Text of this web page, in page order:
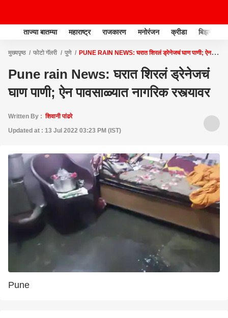
ताज्या बातम्या महाराष्ट्र राजकारण मनोरंजन क्रीडा बिझनेस
मुख्यपृष्ठ फोटो गॅलरी पुणे
PUNE RAIN NEWS: घरात शिरलं ड्रेनेजचं घाण पाणी; ऐन
Pune rain News: घरात शिरलं ड्रेनेजचं
घाण पाणी; ऐन पावसाळ्यात नागरिक रस्त्यावर
Written By :शिवानी पांढरे
Updated at : 13 Jul 2022 03:23 PM (IST)
Pune